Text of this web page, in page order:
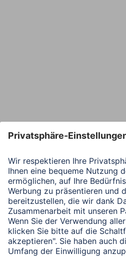
Verbleibende Zeichen: 1000/ 1000
Senden